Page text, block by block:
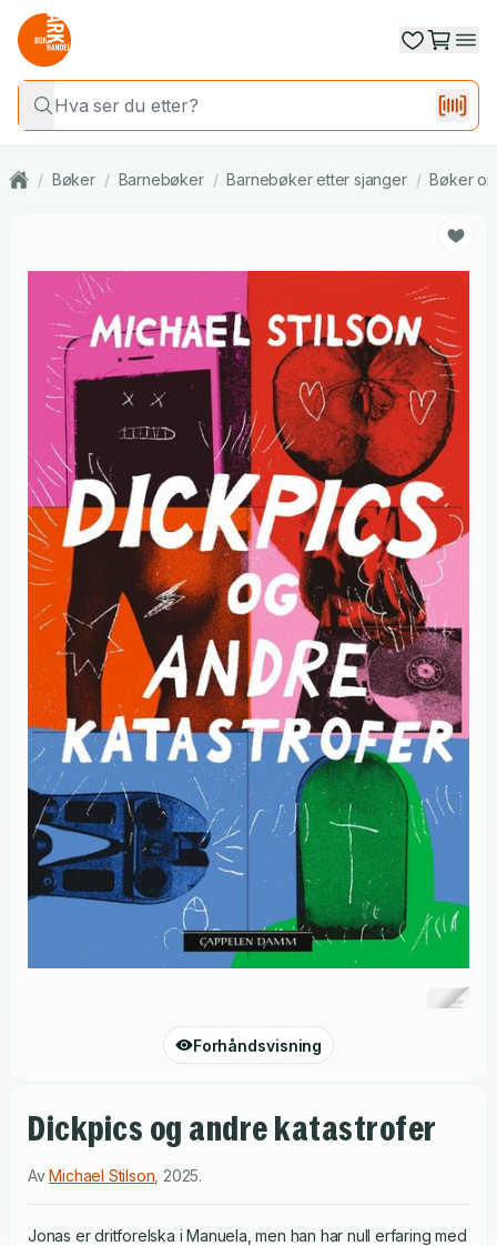
/ Bøker / Barnebøker / Barnebøker etter sjanger / Bøker
Forhåndsvisning
Dickpics og andre katastrofer
AvMichael Stilson 2025.
Jonas er dritforelska i Manuela, men han har null erfaring med